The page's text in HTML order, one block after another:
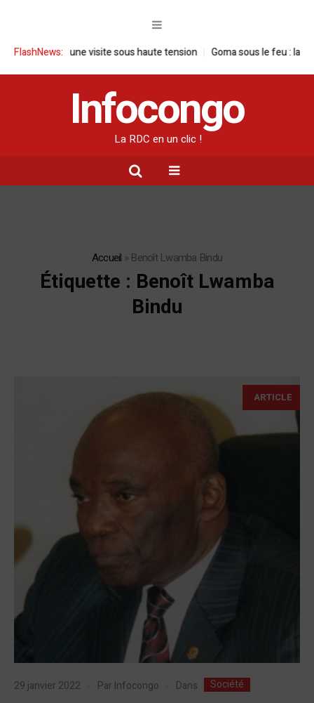
FlashNews:
RDC : une visite sous haute tension Goma sous le feu : la situation
Infocongo
La RDC en un clic !
Accueil » Benoît Lwamba Bindu
Étiquette : Benoît Lwamba
Bindu
ARTICLE
29 janvier 2022 Par Infocongo Dans Société